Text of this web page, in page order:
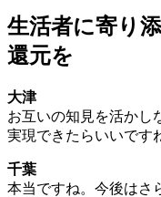
生活者に寄り
還元を
大津
お互いの知見を活かし
実現できたらいいです
千葉
本当ですね。今後はさ